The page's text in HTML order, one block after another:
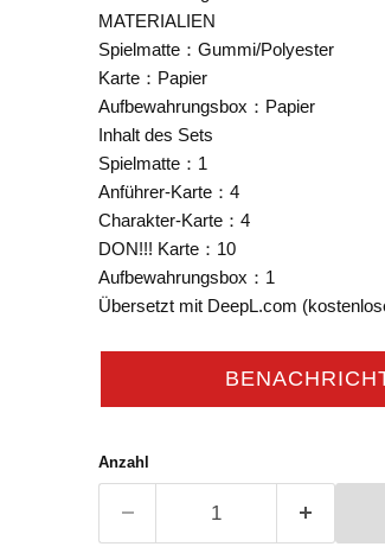
MATERIALIEN
Spielmatte：Gummi/Polyester
Karte：Papier
Aufbewahrungsbox：Papier
Inhalt des Sets
Spielmatte：1
Anführer-Karte：4
Charakter-Karte：4
DON!!! Karte：10
Aufbewahrungsbox：1
Übersetzt mit DeepL.com
Anzahl